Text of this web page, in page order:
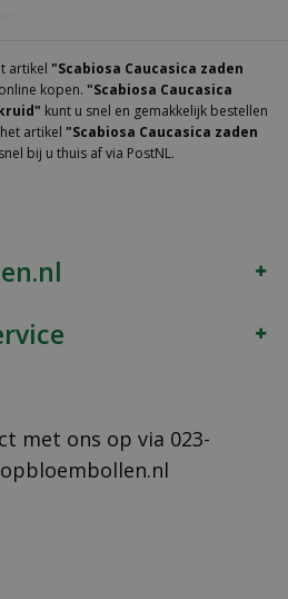
artikel "Scabiosa Caucasica zaden
online kopen. "Scabiosa Caucasica
kunt u snel en gemakkelijk bestellen
artikel "Scabiosa Caucasica zaden
snel bij u thuis af via PostNL.
met ons op via 023-